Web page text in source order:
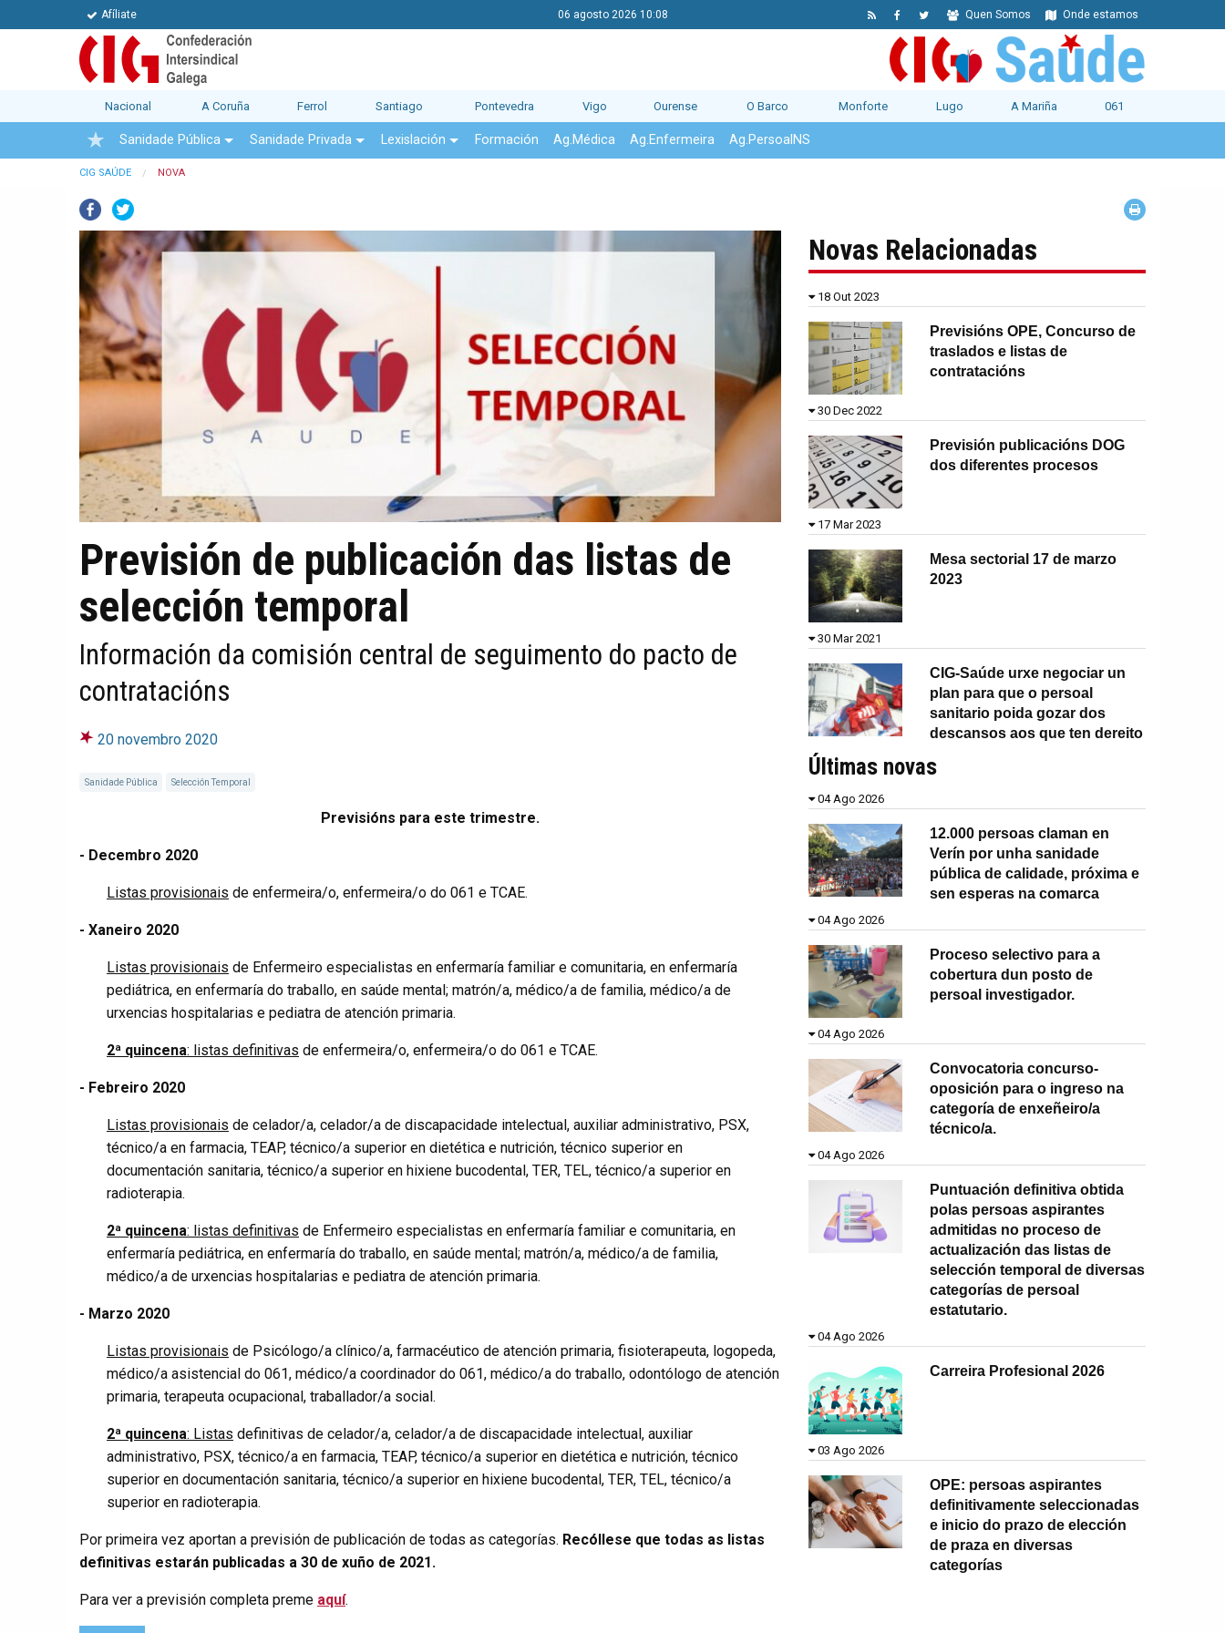
Afíliate 06 agosto 2026 10:08 Onde estamos
Quen Somos
Nacional A Coruña Ferrol Santiago Pontevedra Vigo Ourense O Barco Monforte Lugo A Mariña 061
Sanidade Pública Sanidade Privada Lexislación Formación Ag.Médica Ag.Enfermeira Ag.PersoalNS
CIG SAÚDE NOVA
Facebook
Previsión de publicación das listas de
selección temporal
Información da comisión central de seguimento do pacto de
contratacións
20 novembro 2020
Sanidade Pública Selección Temporal
Previsións para este trimestre.
- Decembro 2020
Listas provisionais de enfermeira/o, enfermeira/o do 061 e TCAE.
- Xaneiro 2020
Listas provisionais de Enfermeiro especialistas en enfermaría familiar e comunitaria, en enfermaría
pediátrica, en enfermaría do traballo, en saúde mental; matrón/a, médico/a de familia, médico/a de
urxencias hospitalarias e pediatra de atención primaria.
2ª quincena: listas definitivas de enfermeira/o, enfermeira/o do 061 e TCAE.
- Febreiro 2020
Listas provisionais de celador/a, celador/a de discapacidade intelectual, auxiliar administrativo, PSX,
técnico/a en farmacia, TEAP, técnico/a superior en dietética e nutrición, técnico superior en
documentación sanitaria, técnico/a superior en hixiene bucodental, TER, TEL, técnico/a superior en
radioterapia.
2ª quincena: listas definitivas de Enfermeiro especialistas en enfermaría familiar e comunitaria, en
enfermaría pediátrica, en enfermaría do traballo, en saúde mental; matrón/a, médico/a de familia,
médico/a de urxencias hospitalarias e pediatra de atención primaria.
- Marzo 2020
Listas provisionais de Psicólogo/a clínico/a, farmacéutico de atención primaria, fisioterapeuta, logopeda,
médico/a asistencial do 061, médico/a coordinador do 061, médico/a do traballo, odontólogo de atención
primaria, terapeuta ocupacional, traballador/a social.
2ª quincena: Listas definitivas de celador/a, celador/a de discapacidade intelectual, auxiliar
administrativo, PSX, técnico/a en farmacia, TEAP, técnico/a superior en dietética e nutrición, técnico
superior en documentación sanitaria, técnico/a superior en hixiene bucodental, TER, TEL, técnico/a
superior en radioterapia.
Por primeira vez aportan a previsión de publicación de todas as categorías. Recóllese que todas as listas
definitivas estarán publicadas a 30 de xuño de 2021.
Para ver a previsión completa preme aquí.
Novas Relacionadas
18 Out 2023
Previsións OPE, Concurso de
traslados e listas de
contratacións
30 Dec 2022
Previsión publicacións DOG
dos diferentes procesos
17 Mar 2023
Mesa sectorial 17 de marzo
2023
30 Mar 2021
CIG-Saúde urxe negociar un
plan para que o persoal
sanitario poida gozar dos
descansos aos que ten dereito
Últimas novas
04 Ago 2026
12.000 persoas claman en
Verín por unha sanidade
pública de calidade, próxima e
sen esperas na comarca
04 Ago 2026
Proceso selectivo para a
cobertura dun posto de
persoal investigador.
04 Ago 2026
Convocatoria concurso-
oposición para o ingreso na
categoría de enxeñeiro/a
técnico/a.
04 Ago 2026
Puntuación definitiva obtida
polas persoas aspirantes
admitidas no proceso de
actualización das listas de
selección temporal de diversas
categorías de persoal
estatutario.
04 Ago 2026
Carreira Profesional 2026
03 Ago 2026
OPE: persoas aspirantes
definitivamente seleccionadas
e inicio do prazo de elección
de praza en diversas
categorías